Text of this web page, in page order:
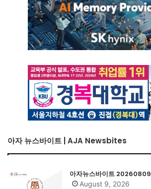
아자 뉴스바이트 | AJA Newsbites
아자뉴스바이트 20260809
August 9, 2026